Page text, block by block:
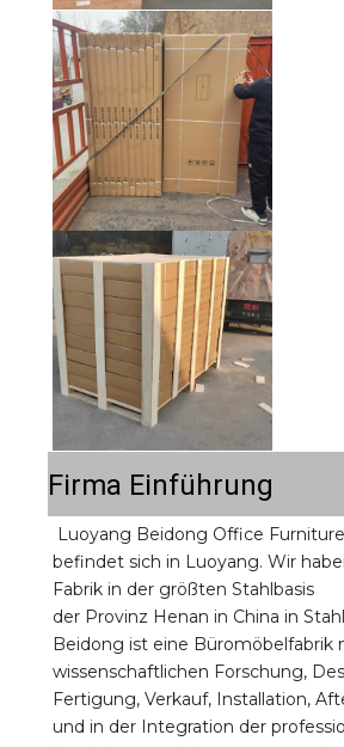
Firma Einführung
Luoyang Beidong Office
befindet sich in Luoyang. Wir
Fabrik in der größten Stahlbasis
der Provinz Henan in China in
Beidong ist eine Büromöbelfabrik
wissenschaftlichen Forschung,
Fertigung, Verkauf, Installation,
und in der Integration der